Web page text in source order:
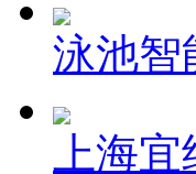
泳池智
上海